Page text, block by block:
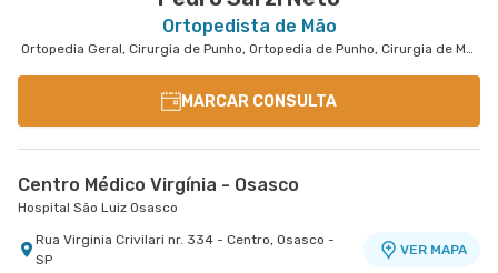
Ortopedista de Mão
Ortopedia Geral, Cirurgia de Punho, Ortopedia de Punho, Cirurgia de Mão
MARCAR CONSULTA
Centro Médico Virgínia - Osasco
Hospital São Luiz Osasco
Rua Virginia Crivilari nr. 334 - Centro, Osasco -
SP
VER MAPA